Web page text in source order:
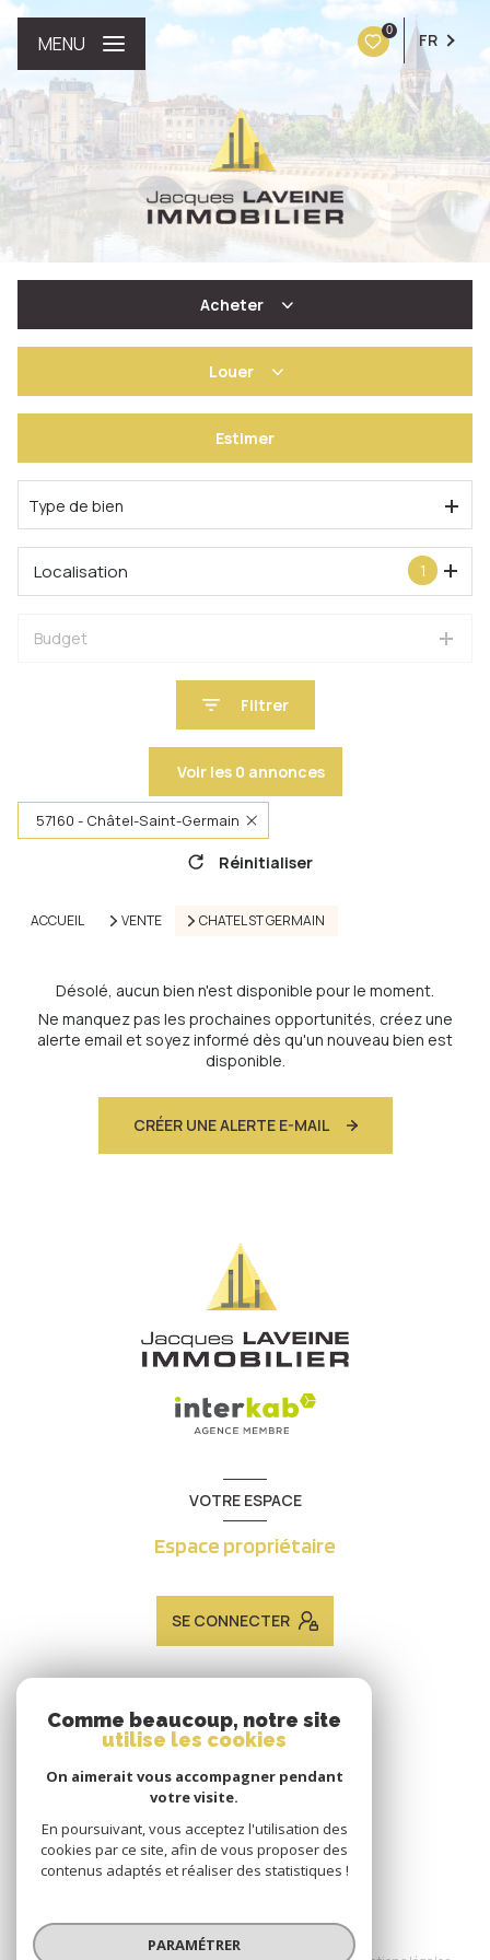
0 FR
MENU
Acheter
Louer
De l'immo pro
Estimer
Type de bien
1
Localisation
Budget
Filtrer
Voir les 0 annonces
57160 - Châtel-Saint-Germain
Réinitialiser
ACCUEIL VENTE CHATEL ST GERMAIN
Désolé, aucun bien n'est disponible pour le moment.
Ne manquez pas les prochaines opportunités, créez une
alerte email et soyez informé dès qu'un nouveau bien est
disponible.
CRÉER UNE ALERTE E-MAIL
VOTRE ESPACE
Espace propriétaire
SE CONNECTER
ADHÉRENTS
Nous adhérons
Comme beaucoup, notre site
utilise les cookies
On aimerait vous accompagner pendant
votre visite.
En poursuivant, vous acceptez l'utilisation des
cookies par ce site, afin de vous proposer des
contenus adaptés et réaliser des statistiques !
PARAMÉTRER